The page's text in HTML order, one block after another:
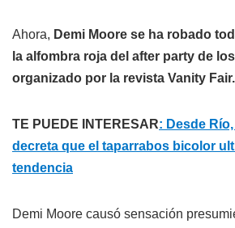
Ahora, Demi Moore se ha robado
la alfombra roja del after party de
organizado por la revista Vanity Fair.
TE PUEDE INTERESAR: Desde
decreta que el taparrabos bicolor
tendencia
Demi Moore causó sensación